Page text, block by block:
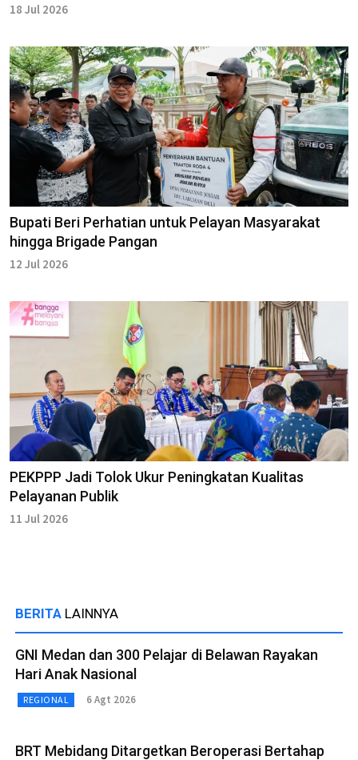
18 Jul 2026
Bupati Beri Perhatian untuk Pelayan Masyarakat
hingga Brigade Pangan
12 Jul 2026
PEKPPP Jadi Tolok Ukur Peningkatan Kualitas
Pelayanan Publik
11 Jul 2026
BERITA LAINNYA
GNI Medan dan 300 Pelajar di Belawan Rayakan
Hari Anak Nasional
REGIONAL 6 Agt 2026
BRT Mebidang Ditargetkan Beroperasi Bertahap